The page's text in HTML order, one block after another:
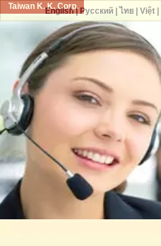
Taiwan K. K. Corp.
English| Русский| ไทย| Việt|